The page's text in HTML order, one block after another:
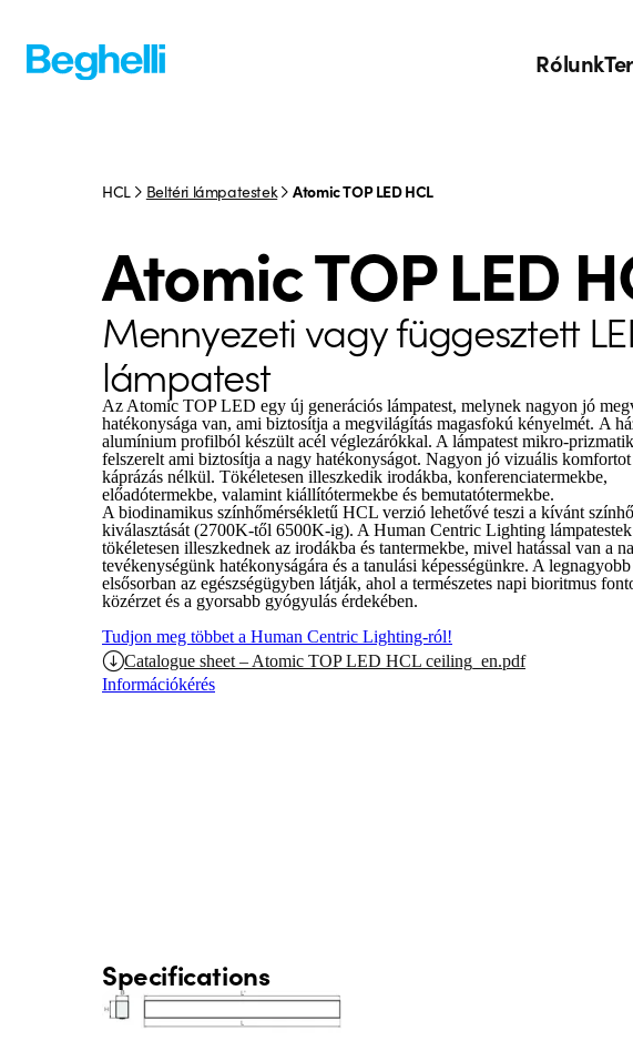
Rólunk
HCL Beltéri lámpatestek Atomic TOP LED HCL
Atomic TOP LED
Mennyezeti vagy függesztett
lámpatest
Az Atomic TOP LED egy új generációs lámpatest, melynek nagyon jó
hatékonysága van, ami biztosítja a megvilágítás magasfokú kényelmét. A
alumínium profilból készült acél véglezárókkal. A lámpatest mikro-
felszerelt ami biztosítja a nagy hatékonyságot. Nagyon jó vizuális
káprázás nélkül. Tökéletesen illeszkedik irodákba, konferenciatermekbe,
előadótermekbe, valamint kiállítótermekbe és bemutatótermekbe.
A biodinamikus színhőmérsékletű HCL verzió lehetővé teszi a kívánt
kiválasztását (2700K-től 6500K-ig). A Human Centric Lighting lámpatestek
tökéletesen illeszkednek az irodákba és tantermekbe, mivel hatással van a
tevékenységünk hatékonyságára és a tanulási képességünkre. A
elsősorban az egészségügyben látják, ahol a természetes napi bioritmus
közérzet és a gyorsabb gyógyulás érdekében.
Tudjon meg többet a Human Centric Lighting-ról!
Catalogue sheet – Atomic TOP LED HCL ceiling_en.pdf
Információkérés
Specifications